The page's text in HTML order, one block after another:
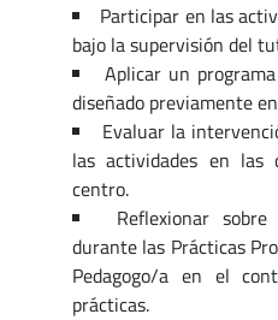
Participar en las
bajo la supervisión del
Aplicar un
diseñado previamente
Evaluar la
las actividades en
centro.
Reflexionar
durante las Prácticas
Pedagogo/a en el
prácticas.